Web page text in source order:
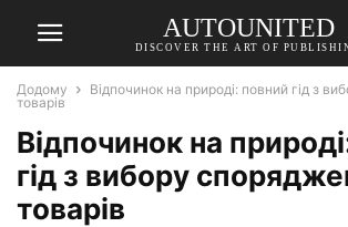
AUTOUNITED
DISCOVER THE ART OF
Додому
Відпочинок на природі: повний гід з
товарів
Відпочинок на
гід з вибору
товарів